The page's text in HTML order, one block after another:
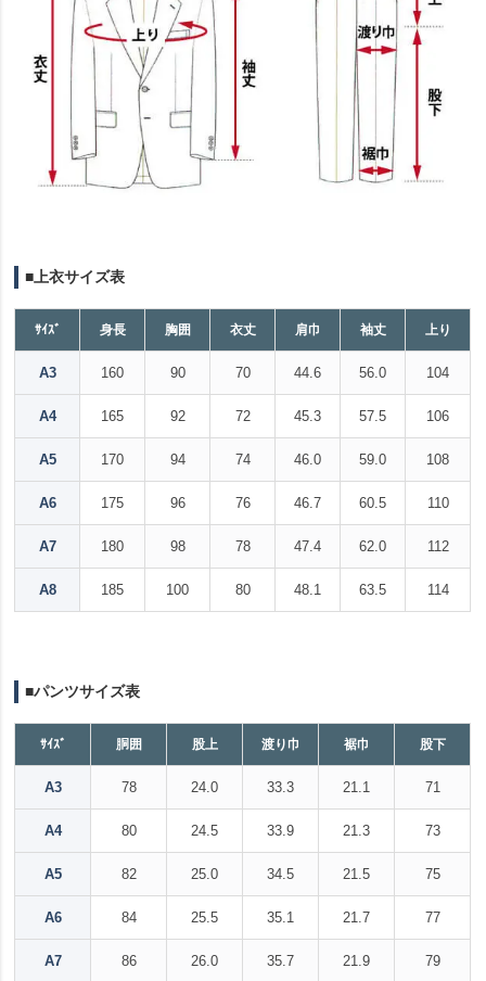
■上衣サイズ表
ｻｲｽﾞ 身長 胸囲 衣丈 肩巾 袖丈 上り
A3 160 90 70 44.6 56.0 104
A4 165 92 72 45.3 57.5 106
A5 170 94 74 46.0 59.0 108
A6 175 96 76 46.7 60.5 110
A7 180 98 78 47.4 62.0 112
A8 185 100 80 48.1 63.5 114
■パンツサイズ表
ｻｲｽﾞ 胴囲 股上 渡り巾 裾巾 股下
A3 78 24.0 33.3 21.1 71
A4 80 24.5 33.9 21.3 73
A5 82 25.0 34.5 21.5 75
A6 84 25.5 35.1 21.7 77
A7 86 26.0 35.7 21.9 79